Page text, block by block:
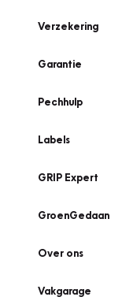
Verzekering
Garantie
Pechhulp
Labels
GRIP Expert
GroenGedaan
Over ons
Vakgarage